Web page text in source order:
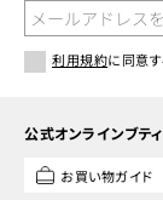
利用規約に同意す
公式オンラインブテ
お買い物ガイド